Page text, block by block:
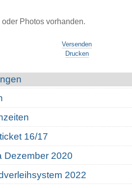
Photos vorhanden.
Versenden
Drucken
16/17
Dezember 2020
2022